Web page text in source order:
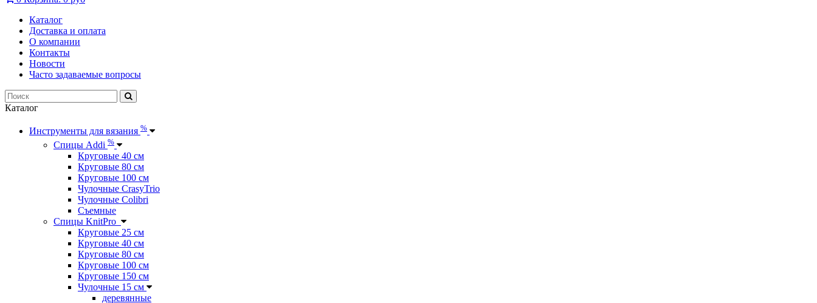
Каталог
Доставка и оплата
О компании
Контакты
Новости
Часто задаваемые вопросы
Каталог
Инструменты для вязания %
Спицы Addi %
Круговые 40 см
Круговые 80 см
Круговые 100 см
Чулочные CrasyTrio
Чулочные Colibri
Съемные
Спицы KnitPro
Круговые 25 см
Круговые 40 см
Круговые 80 см
Круговые 100 см
Круговые 150 см
Чулочные 15 см
деревянные